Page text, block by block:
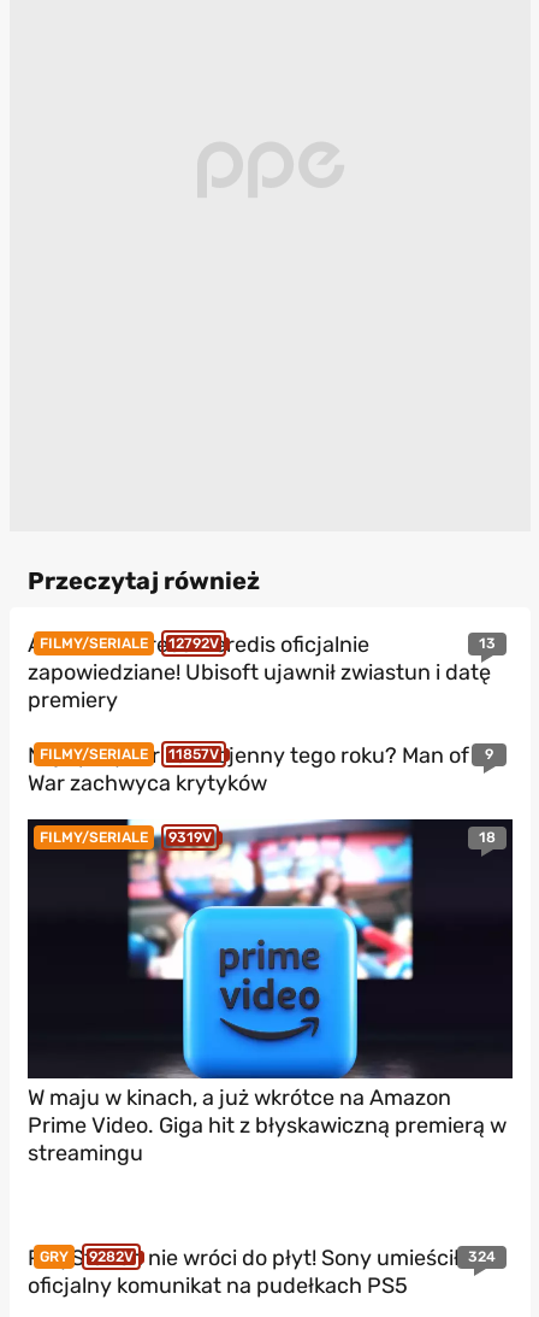
Przeczytaj również
FILMY/SERIALE 12792V 13
Assassin’s Creed Heredis oficjalnie
zapowiedziane! Ubisoft ujawnił zwiastun i datę
premiery
FILMY/SERIALE 11857V 9
Najlepszy thriller wojenny tego roku? Man of
War zachwyca krytyków
FILMY/SERIALE 9319V 18
W maju w kinach, a już wkrótce na Amazon
Prime Video. Giga hit z błyskawiczną premierą w
streamingu
GRY 9282V 324
PlayStation nie wróci do płyt! Sony umieściło
oficjalny komunikat na pudełkach PS5